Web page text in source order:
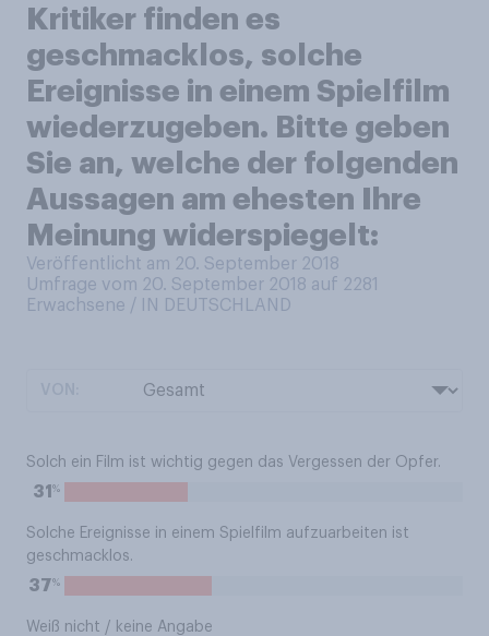
Kritiker finden es
geschmacklos, solche
Ereignisse in einem Spielfilm
wiederzugeben. Bitte geben
Sie an, welche der folgenden
Aussagen am ehesten Ihre
Meinung widerspiegelt:
Veröffentlicht am 20. September 2018
Umfrage vom 20. September 2018 auf 2281
Erwachsene / IN DEUTSCHLAND
Solch ein Film ist wichtig gegen das Vergessen der Opfer.
31 %
Solche Ereignisse in einem Spielfilm aufzuarbeiten ist
geschmacklos.
37%
Weiß nicht / keine Angabe